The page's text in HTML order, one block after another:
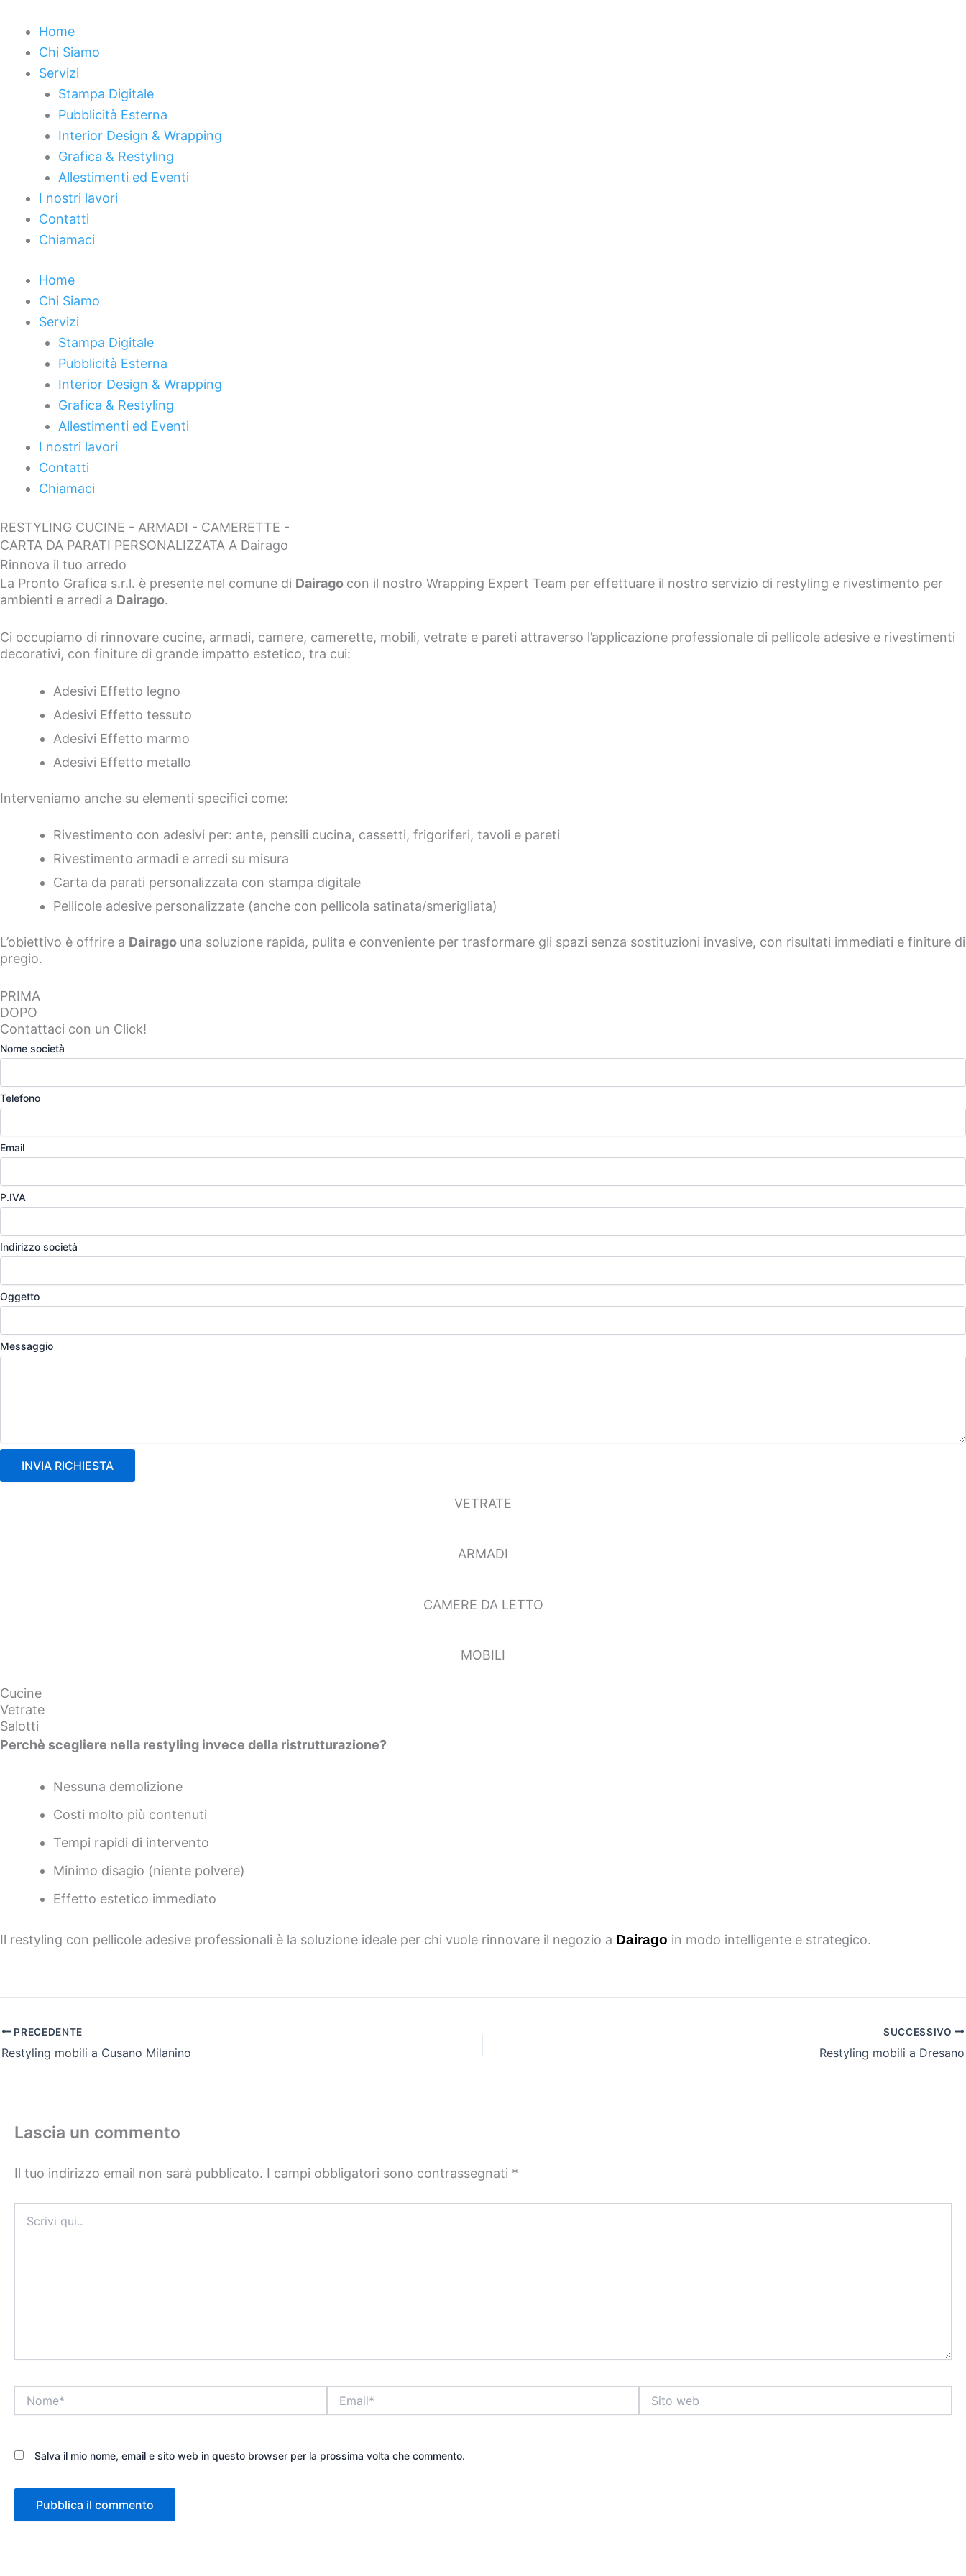
contenuto
Home
Chi Siamo
Servizi
Stampa Digitale
Pubblicità Esterna
Interior Design & Wrapping
Grafica & Restyling
Allestimenti ed Eventi
I nostri lavori
Contatti
Chiamaci
Home
Chi Siamo
Servizi
Stampa Digitale
Pubblicità Esterna
Interior Design & Wrapping
Grafica & Restyling
Allestimenti ed Eventi
I nostri lavori
Contatti
Chiamaci
RESTYLING CUCINE - ARMADI - CAMERETTE -
CARTA DA PARATI PERSONALIZZATA A Dairago
Rinnova il tuo arredo
La Pronto Grafica s.r.l. è presente nel comune di Dairago con il nostro Wrapping Expert Team per effettuare il nostro servizio di restyling e rivestimento per
ambienti e arredi a Dairago.
Ci occupiamo di rinnovare cucine, armadi, camere, camerette, mobili, vetrate e pareti attraverso l’applicazione professionale di pellicole adesive e rivestimenti
decorativi, con finiture di grande impatto estetico, tra cui:
Adesivi Effetto legno
Adesivi Effetto tessuto
Adesivi Effetto marmo
Adesivi Effetto metallo
Interveniamo anche su elementi specifici come:
Rivestimento con adesivi per: ante, pensili cucina, cassetti, frigoriferi, tavoli e pareti
Rivestimento armadi e arredi su misura
Carta da parati personalizzata con stampa digitale
Pellicole adesive personalizzate (anche con pellicola satinata/smerigliata)
L’obiettivo è offrire a Dairago una soluzione rapida, pulita e conveniente per trasformare gli spazi senza sostituzioni invasive, con risultati immediati e finiture di
pregio.
PRIMA
DOPO
Contattaci con un Click!
Nome società
Telefono
Email
P.IVA
Indirizzo società
Oggetto
Messaggio
INVIA RICHIESTA
VETRATE
ARMADI
CAMERE DA LETTO
MOBILI
Cucine
Vetrate
Salotti
Perchè scegliere nella restyling invece della ristrutturazione?
Nessuna demolizione
Costi molto più contenuti
Tempi rapidi di intervento
Minimo disagio (niente polvere)
Effetto estetico immediato
Il restyling con pellicole adesive professionali è la soluzione ideale per chi vuole rinnovare il negozio a Dairago in modo intelligente e strategico.
PRECEDENTE
Restyling mobili a Cusano Milanino
SUCCESSIVO
Restyling mobili a Dresano
Lascia un commento
Il tuo indirizzo email non sarà pubblicato. I campi obbligatori sono contrassegnati *
qui..
web
Salva il mio nome, email e sito web in questo browser per la prossima volta che commento.